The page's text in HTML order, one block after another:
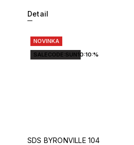
Detail
NOVINKA
SALECODE:SUN10:10:%
SDS BYRONVILLE 104